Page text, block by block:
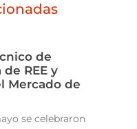
de
REE y
Mercado de
se celebraron